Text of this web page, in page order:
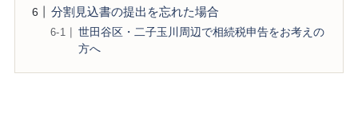
分割見込書の提出を忘れた場合
世田谷区・二子玉川周辺で相続税申告をお考えの
方へ